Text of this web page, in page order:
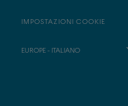
IMPOSTAZIONI COOKIE
EUROPE - ITALIANO